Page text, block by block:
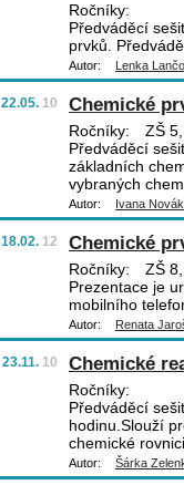
Ročníky:
Předváděcí
prvků.
Autor: Lenka
22.05. 10 Chemické
Ročníky:
ZŠ
Předváděcí
základních
vybraných
Autor: Ivana
18.02. 12 Chemické
Ročníky:
ZŠ
Prezentace je
mobilního
Autor: Renata
23.11. 10 Chemické
Ročníky:
Předváděcí
hodinu.Slouží
chemické
Autor: Šárka